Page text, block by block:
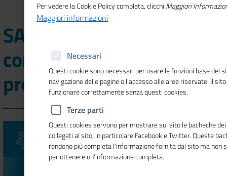
SASSARI - Nuove
competenze per nuove
professioni
Per vedere la Cookie Policy completa, clicchi Maggiori
Maggiori informazioni
Necessari
Questi cookie sono necessari per usare le funzioni base del
navigazione delle pagine o l'accesso alle aree riservate. Il
funzionare correttamente senza questi cookies.
Terze parti
Questi cookies servono per mostrare sul sito le bacheche
collegati al sito, in particolare Facebook e Twitter. Queste
rendono più completa l'informazione fornita dal sito ma non
per ottenere un'informazione completa.